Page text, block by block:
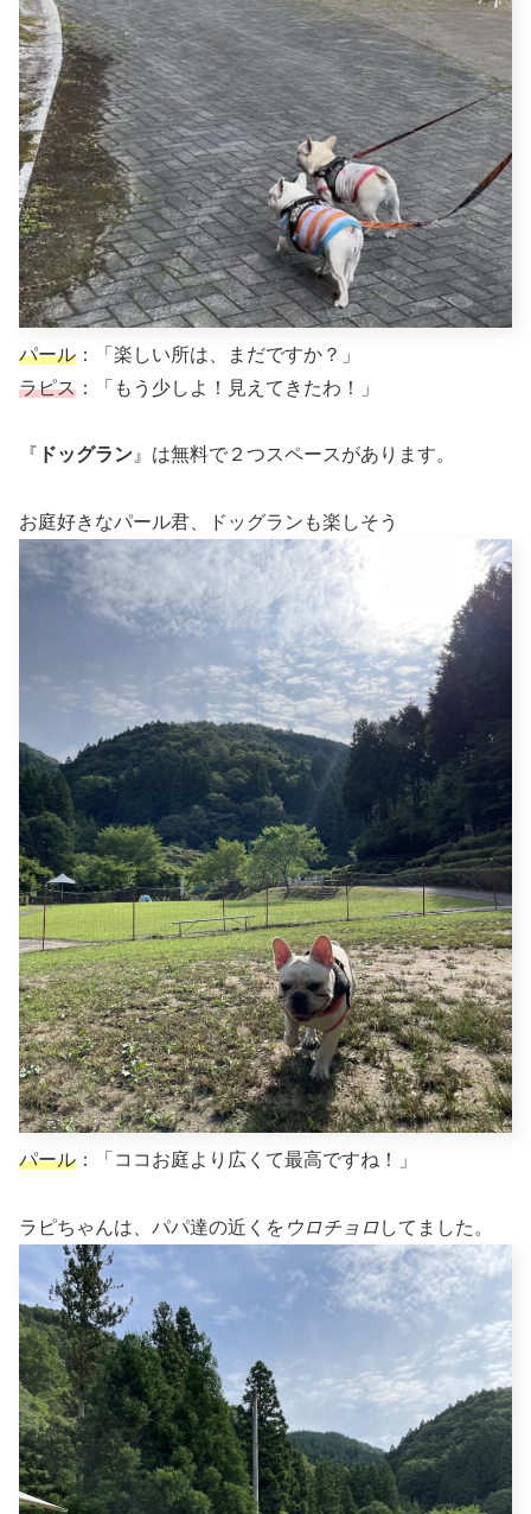
パール ：「楽しい所は、まだですか？」
ラピス ：「もう少しよ！見えてきたわ！」
『 ドッグラン 』は無料で２つスペースがあります。
お庭好きなパール君、ドッグランも楽しそう
パール ：「ココお庭より広くて最高ですね！」
ラピちゃんは、パパ達の近くを ウロチョロしてました。